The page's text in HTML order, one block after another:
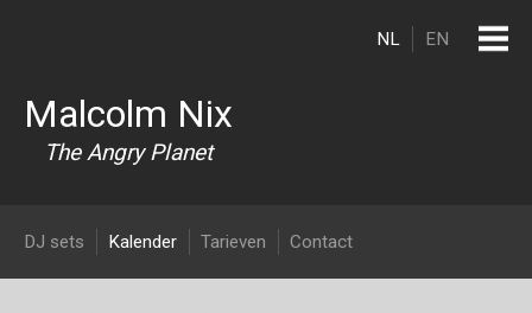
Malcolm Nix
The Angry Planet
NL EN
DJ Malcolm Nix
DJ sets Kalender Tarieven Contact